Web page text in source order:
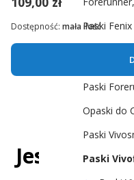
Paski Fenix
Paski
Opaski do
Paski
Paski
Dostępność: mała ilość
Jesteśmy